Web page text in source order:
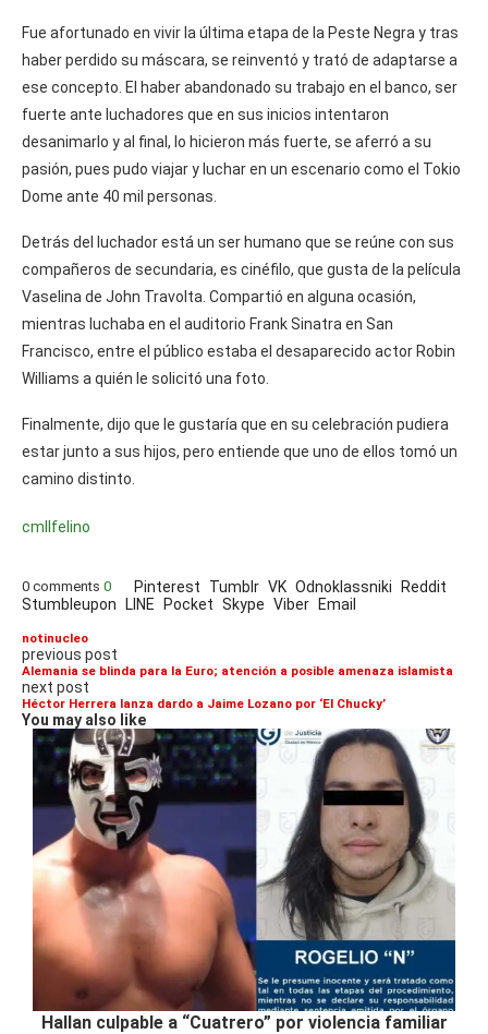
Fue afortunado en vivir la última etapa de la Peste Negra y tras
haber perdido su máscara, se reinventó y trató de adaptarse a
ese concepto. El haber abandonado su trabajo en el banco, ser
fuerte ante luchadores que en sus inicios intentaron
desanimarlo y al final, lo hicieron más fuerte, se aferró a su
pasión, pues pudo viajar y luchar en un escenario como el Tokio
Dome ante 40 mil personas.
Detrás del luchador está un ser humano que se reúne con sus
compañeros de secundaria, es cinéfilo, que gusta de la película
Vaselina de John Travolta. Compartió en alguna ocasión,
mientras luchaba en el auditorio Frank Sinatra en San
Francisco, entre el público estaba el desaparecido actor Robin
Williams a quién le solicitó una foto.
Finalmente, dijo que le gustaría que en su celebración pudiera
estar junto a sus hijos, pero entiende que uno de ellos tomó un
camino distinto.
cmll felino
0 comments 0 Pinterest Tumblr VK Odnoklassniki
Reddit
Stumbleupon
LINE Pocket Skype Viber Email
notinucleo
previous post
Alemania se blinda para la Euro; atención a posible amenaza islamista
next post
Héctor Herrera lanza dardo a Jaime Lozano por ‘El Chucky’
You may also like
Hallan culpable a “Cuatrero” por violencia familiar